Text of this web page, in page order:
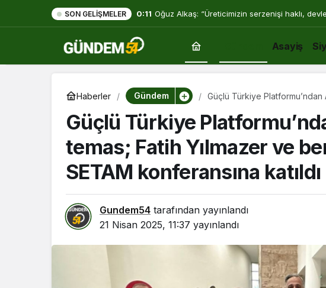
SON GELIŞMELER 0:11 Oğuz Alkaş: “Üreticimizin serzenişi haklı,
Asayiş
Haberler Gündem
Güçlü Türkiye Platformu’ndan
Güçlü Türkiye
temas; Fatih Yılmazer ve
SETAM konferansına katıldı
Gundem54 tarafından yayınlandı
21 Nisan 2025, 11:37 yayınlandı